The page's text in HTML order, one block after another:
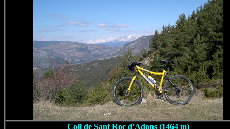
Coll de Sant Roc d'Adons (1464 m)